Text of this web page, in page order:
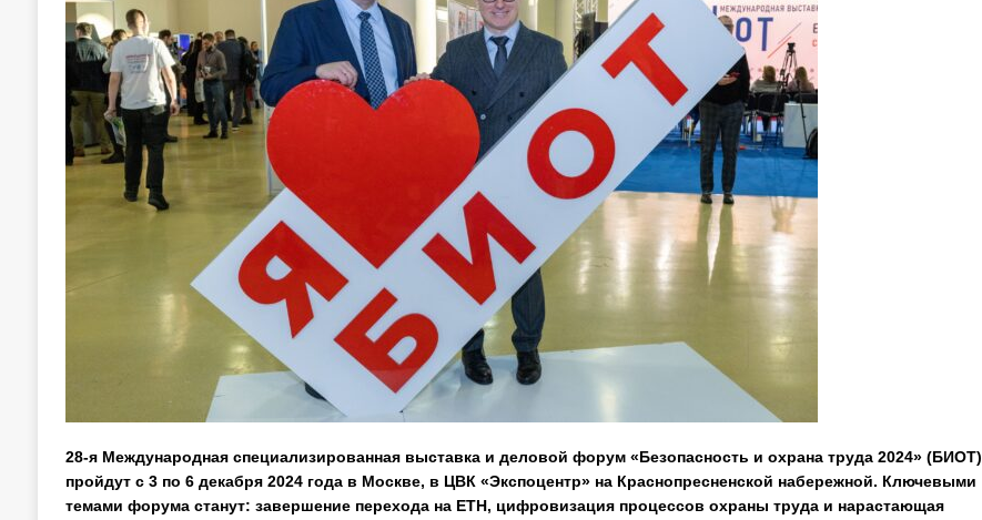
28-я Международная специализированная выставка и деловой форум «Безопасность и охрана труда 2024» (БИОТ)
пройдут с 3 по 6 декабря 2024 года в Москве, в ЦВК «Экспоцентр» на Краснопресненской набережной. Ключевыми
темами форума станут: завершение перехода на ЕТН, цифровизация процессов охраны труда и нарастающая